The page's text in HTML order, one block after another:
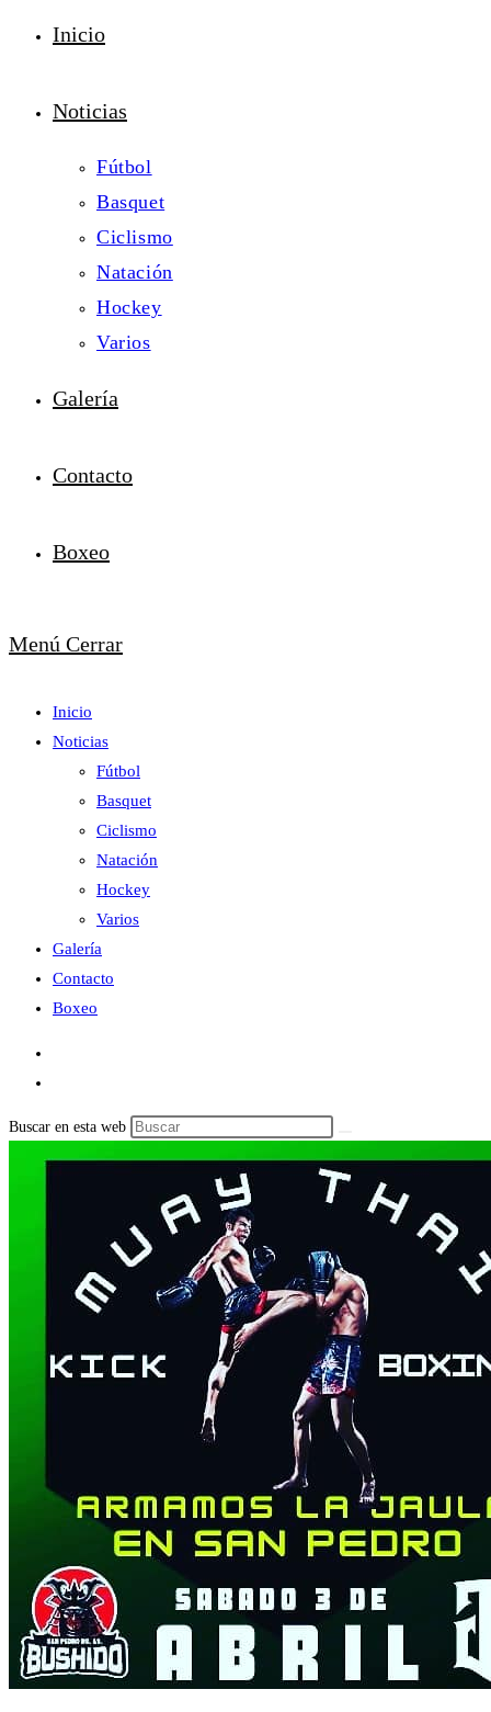
Inicio
Noticias
Fútbol
Basquet
Ciclismo
Natación
Hockey
Varios
Galería
Contacto
Boxeo
Menú Cerrar
Inicio
Noticias
Fútbol
Basquet
Ciclismo
Natación
Hockey
Varios
Galería
Contacto
Boxeo
Buscar en esta web